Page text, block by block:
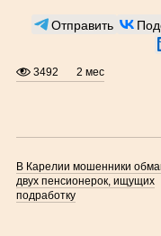
Отправить
3492 2 мес
В Карелии мошенники
двух пенсионерок, ищущих
подработку